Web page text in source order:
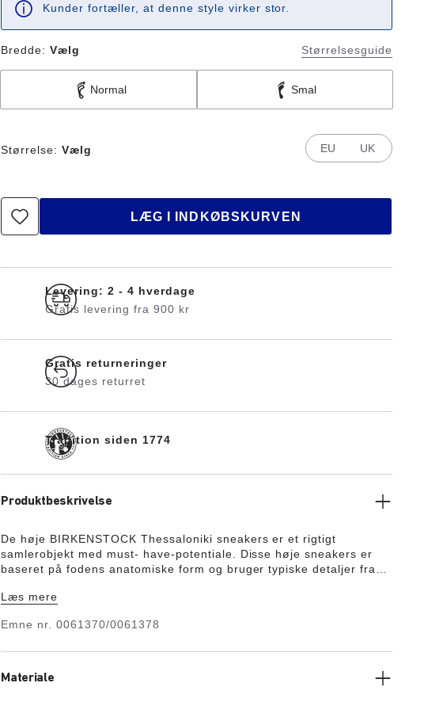
Kunder fortæller, at denne style virker stor.
Bredde: Vælg Størrelsesguide
Normal Smal
Størrelse: Vælg EU UK
LÆG I INDKØBSKURVEN
Levering: 2 - 4 hverdage
Gratis levering fra 900 kr
Gratis returneringer
30 dages returret
Tradition siden 1774
Produktbeskrivelse
De høje BIRKENSTOCK Thessaloniki sneakers er et rigtigt
samlerobjekt med must- have-potentiale. Disse høje sneakers er
baseret på fodens anatomiske form og bruger typiske detaljer fra
og den karakteristiske ankel-del.
Læs mere
Emne nr.0061370/0061378
Materiale